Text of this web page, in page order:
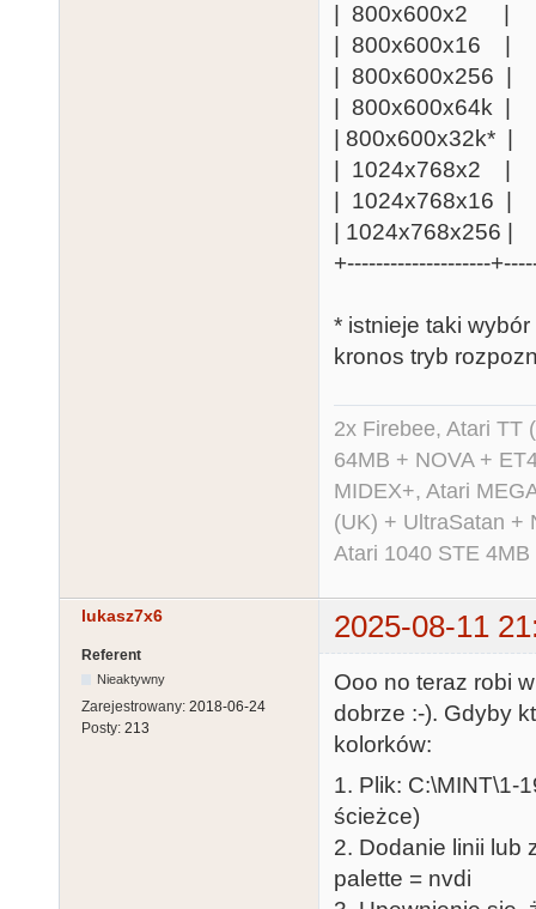
|
|
|
|
|
|
|
|
+--------------------
* istnieje taki
kronos tryb
2x Firebee, Atari TT
64MB + NOVA +
MIDEX+, Atari
(UK) + UltraSatan +
Atari 1040 STE
lukasz7x6 2025-08-11
Referent
Nieaktywny
Zarejestrowany: 2018-06-24
Posty: 213
Ooo no teraz robi
dobrze :-). Gdyby
kolorków:
1. Plik: C:\MINT\1-
ścieżce)
2. Dodanie linii lub
palette = nvdi